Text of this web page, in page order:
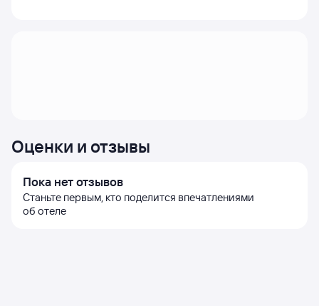
Оценки и отзывы
Пока нет отзывов
Станьте первым, кто поделится впечатлениями
об отеле